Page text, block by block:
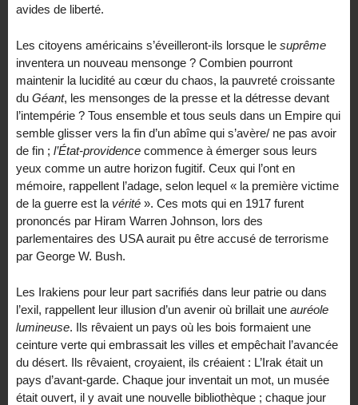
avides de liberté.
Les citoyens américains s’éveilleront-ils lorsque le suprême
inventera un nouveau mensonge ? Combien pourront
maintenir la lucidité au cœur du chaos, la pauvreté croissante
du Géant, les mensonges de la presse et la détresse devant
l’intempérie ? Tous ensemble et tous seuls dans un Empire qui
semble glisser vers la fin d’un abîme qui s’avère/ ne pas avoir
de fin ; l’État-providence commence à émerger sous leurs
yeux comme un autre horizon fugitif. Ceux qui l’ont en
mémoire, rappellent l’adage, selon lequel « la première victime
de la guerre est la vérité ». Ces mots qui en 1917 furent
prononcés par Hiram Warren Johnson, lors des
parlementaires des USA aurait pu être accusé de terrorisme
par George W. Bush.
Les Irakiens pour leur part sacrifiés dans leur patrie ou dans
l’exil, rappellent leur illusion d’un avenir où brillait une auréole
lumineuse. Ils rêvaient un pays où les bois formaient une
ceinture verte qui embrassait les villes et empêchait l’avancée
du désert. Ils rêvaient, croyaient, ils créaient : L’Irak était un
pays d’avant-garde. Chaque jour inventait un mot, un musée
était ouvert, il y avait une nouvelle bibliothèque ; chaque jour